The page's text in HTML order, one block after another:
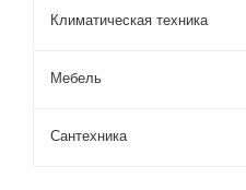
Климатическая техника
Мебель
Сантехника